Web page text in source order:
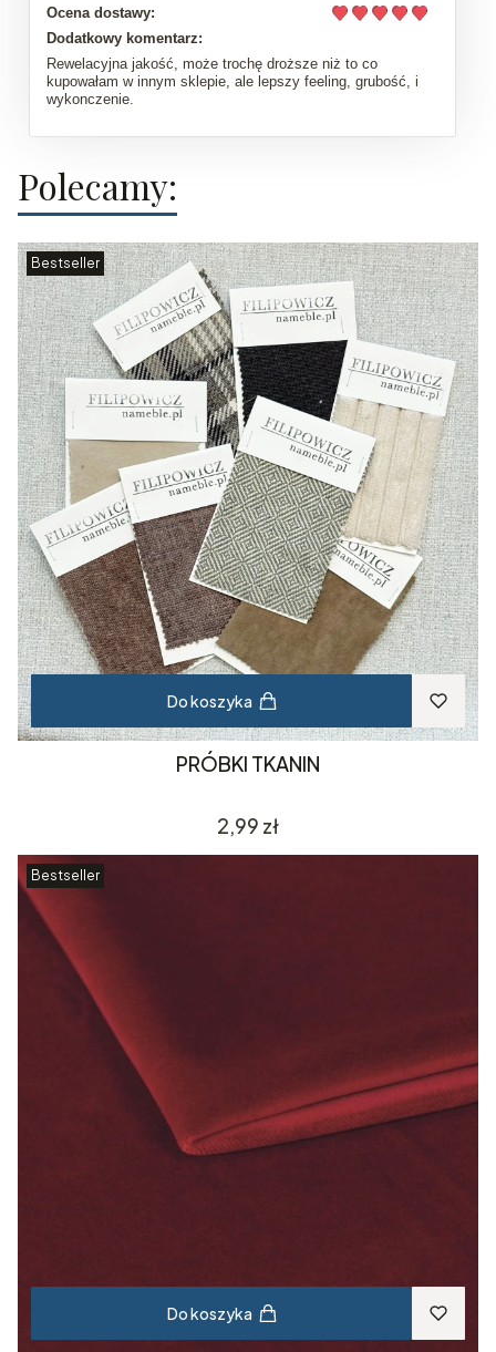
Ocena dostawy:
Dodatkowy komentarz:
Rewelacyjna jakość, może trochę droższe niż to co
kupowałam w innym sklepie, ale lepszy feeling, grubość, i
wykonczenie.
Polecamy:
Bestseller
Do koszyka
PRÓBKI TKANIN
Cena
2,99 zł
Bestseller
Do koszyka